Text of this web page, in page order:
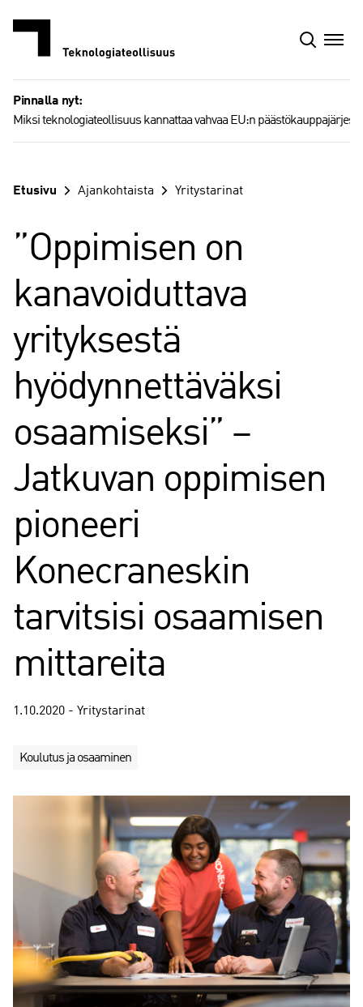
Pinnalla nyt:
Miksi teknologiateollisuus kannattaa vahvaa EU:n
Etusivu Ajankohtaista Yritystarinat
”Oppimisen on
kanavoiduttava
yrityksestä
hyödynnettäväksi
osaamiseksi” –
Jatkuvan oppimisen
pioneeri
Konecraneskin
tarvitsisi osaamisen
mittareita
1.10.2020 - Yritystarinat
Koulutus ja osaaminen